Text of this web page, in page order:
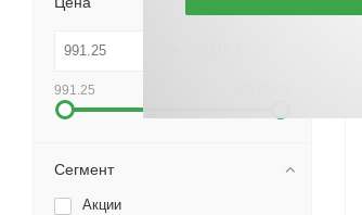
991.25
Сегмент
Акции